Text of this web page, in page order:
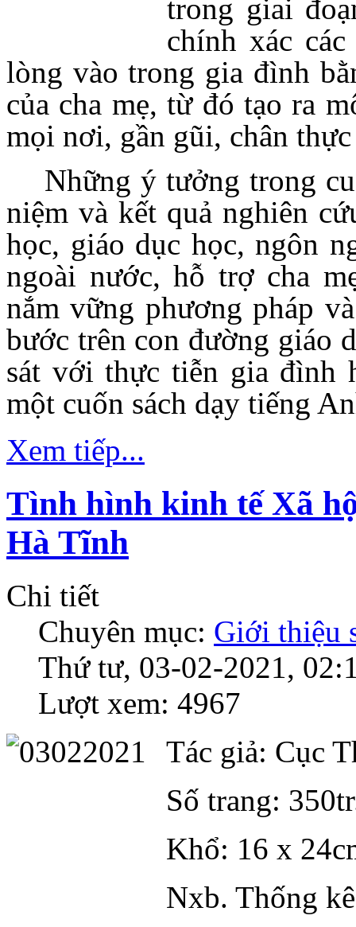
trong giai
chính xác
lòng vào trong gia đình
của cha mẹ, từ đó tạo ra
mọi nơi, gần gũi, chân
Những ý tưởng trong
niệm và kết quả nghiên
học, giáo dục học, ngôn
ngoài nước, hỗ trợ cha
nắm vững phương pháp
bước trên con đường giáo
sát với thực tiễn gia đình
một cuốn sách dạy tiếng
Xem tiếp...
Tình hình kinh tế Xã
Hà Tĩnh
Chi tiết
Chuyên mục: Giới thiệu
Thứ tư, 03-02-2021,
Lượt xem: 4967
Tác giả: Cục
Số trang:
Khổ: 16 x
Nxb. Thống